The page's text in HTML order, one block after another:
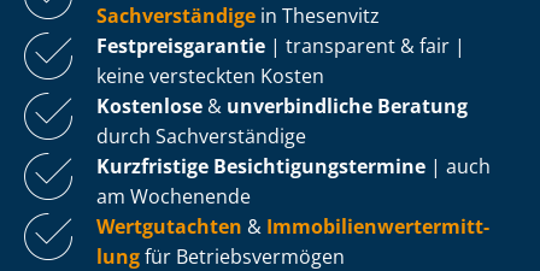
Sachverständige in Thesenvitz
Fest­preis­ga­ran­tie | transparent & fair |
keine versteckten Kosten
Kostenlose & unverbindliche Beratung
durch Sachverständige
Kurzfristige Be­sich­ti­gungs­ter­mi­ne | auch
am Wochenende
Wertgutachten & Im­mo­bi­li­en­wert­ermitt­
lungfür Be­triebs­ver­mö­gen